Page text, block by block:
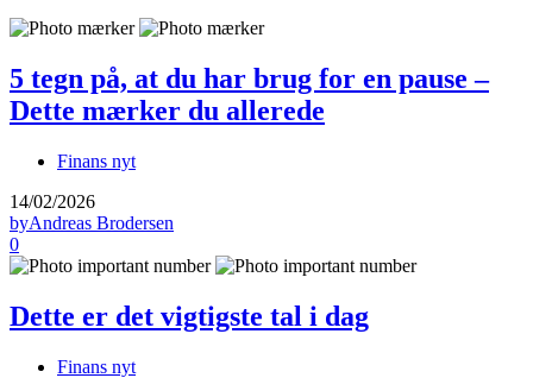
5 tegn på, at du har brug for en pause –
Dette mærker du allerede
Finans nyt
14/02/2026
byAndreas Brodersen
0
Dette er det vigtigste tal i dag
Finans nyt